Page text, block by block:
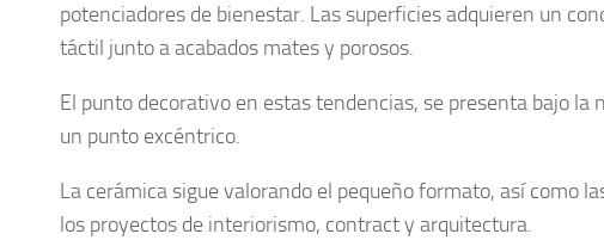
potenciadores de bienestar. Las superficies adquieren un
táctil junto a acabados mates y porosos.
El punto decorativo en estas tendencias, se presenta bajo
un punto excéntrico.
La cerámica sigue valorando el pequeño formato, así como
los proyectos de interiorismo, contract y arquitectura.